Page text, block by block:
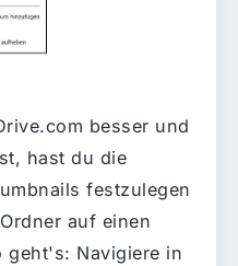
besser und
hast du die
festzulegen
auf einen
geht's: Navigiere in